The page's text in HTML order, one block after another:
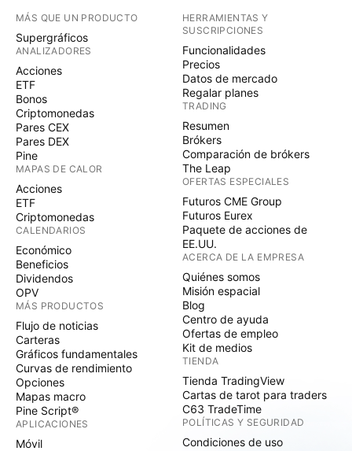
MÁS QUE UN PRODUCTO
Supergráficos
ANALIZADORES
Acciones
ETF
Bonos
Criptomonedas
Pares CEX
Pares DEX
Pine
MAPAS DE CALOR
Acciones
ETF
Criptomonedas
CALENDARIOS
Económico
Beneficios
Dividendos
OPV
MÁS PRODUCTOS
Flujo de noticias
Carteras
Gráficos fundamentales
Curvas de rendimiento
Opciones
Mapas macro
Pine Script®
APLICACIONES
Móvil
HERRAMIENTAS Y
SUSCRIPCIONES
Funcionalidades
Precios
Datos de mercado
Regalar planes
TRADING
Resumen
Brókers
Comparación de brókers
The Leap
OFERTAS ESPECIALES
Futuros CME Group
Futuros Eurex
Paquete de acciones de
EE.UU.
ACERCA DE LA EMPRESA
Quiénes somos
Misión espacial
Blog
Centro de ayuda
Ofertas de empleo
Kit de medios
TIENDA
Tienda TradingView
Cartas de tarot para traders
C63 TradeTime
POLÍTICAS Y SEGURIDAD
Condiciones de uso